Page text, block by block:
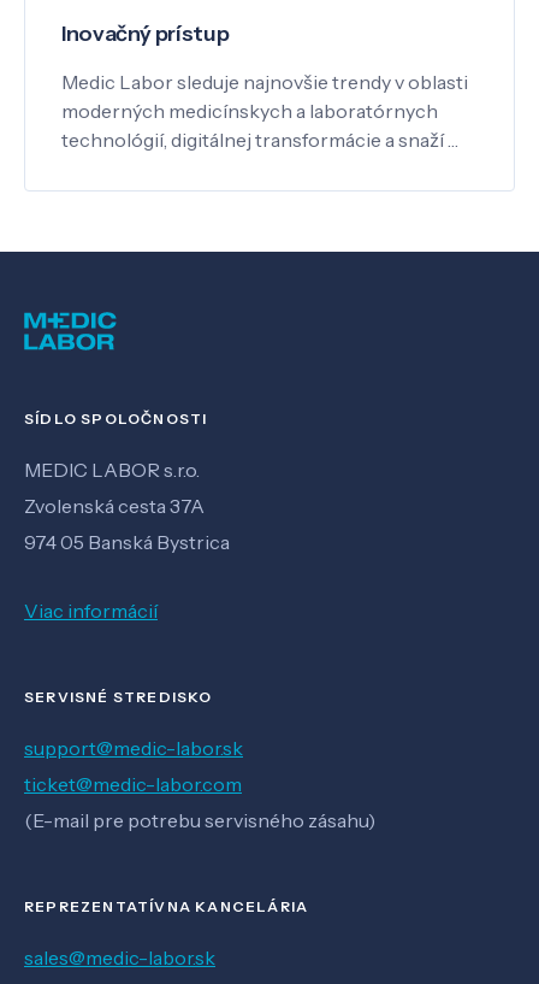
Inovačný prístup
Medic Labor sleduje najnovšie trendy v oblasti
moderných medicínskych a laboratórnych
technológií, digitálnej transformácie a snaží …
SÍDLO SPOLOČNOSTI
MEDIC LABOR s.r.o.
Zvolenská cesta 37A
974 05 Banská Bystrica
Viac informácií
SERVISNÉ STREDISKO
support@medic-labor.sk
ticket@medic-labor.com
(E-mail pre potrebu servisného zásahu)
REPREZENTATÍVNA KANCELÁRIA
sales@medic-labor.sk